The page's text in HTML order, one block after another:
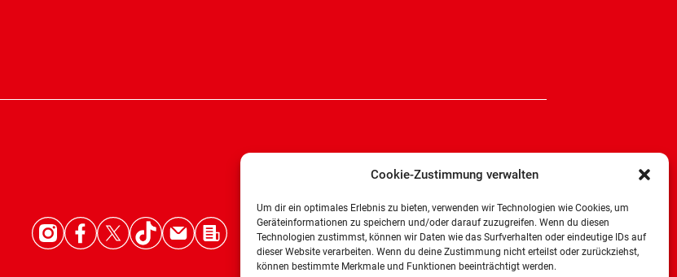
Cookie-Zustimmung verwalten
Um dir ein optimales Erlebnis zu bieten, verwenden wir Technologien wie Cookies, um
Geräteinformationen zu speichern und/oder darauf zuzugreifen. Wenn du diesen
Technologien zustimmst, können wir Daten wie das Surfverhalten oder eindeutige IDs auf
dieser Website verarbeiten. Wenn du deine Zustimmung nicht erteilst oder zurückziehst,
können bestimmte Merkmale und Funktionen beeinträchtigt werden.